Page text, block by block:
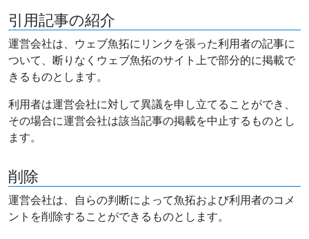
引用記事の紹介
運営会社は、ウェブ魚拓にリンクを張った利用者の記事に
ついて、断りなくウェブ魚拓のサイト上で部分的に掲載で
きるものとします。
利用者は運営会社に対して異議を申し立てることができ、
その場合に運営会社は該当記事の掲載を中止するものとし
ます。
削除
運営会社は、自らの判断によって魚拓および利用者のコメ
ントを削除することができるものとします。